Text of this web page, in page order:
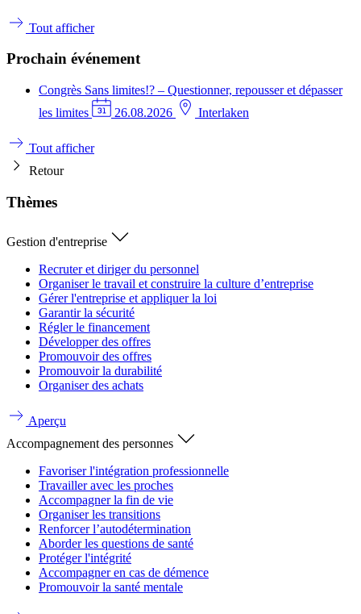
Tout afficher
Prochain événement
Congrès Sans limites!? – Questionner, repousser et dépasser
les limites
26.08.2026 Interlaken
Tout afficher
Retour
Thèmes
Gestion d'entreprise
Recruter et diriger du personnel
Organiser le travail et construire la culture d’entreprise
Gérer l'entreprise et appliquer la loi
Garantir la sécurité
Régler le financement
Développer des offres
Promouvoir des offres
Promouvoir la durabilité
Organiser des achats
Aperçu
Accompagnement des personnes
Favoriser l'intégration professionnelle
Travailler avec les proches
Accompagner la fin de vie
Organiser les transitions
Renforcer l’autodétermination
Aborder les questions de santé
Protéger l'intégrité
Accompagner en cas de démence
Promouvoir la santé mentale